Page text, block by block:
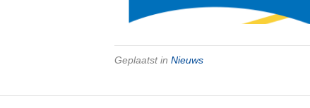
Geplaatst in Nieuws